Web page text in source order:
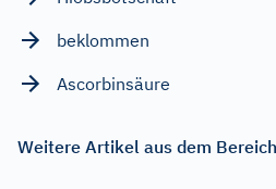
beklommen
Ascorbinsäure
Weitere Artikel aus dem